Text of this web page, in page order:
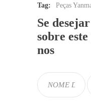
Tag: Peças
Se
sobre
nos